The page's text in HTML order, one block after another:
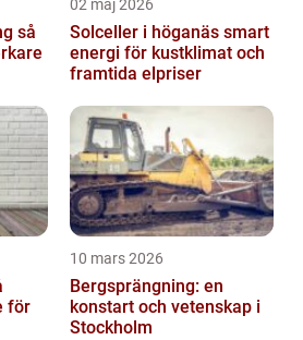
02 maj 2026
Solceller i höganäs smart
energi för kustklimat och
framtida elpriser
för
10 mars 2026
Bergsprängning: en
konstart och vetenskap i
Stockholm